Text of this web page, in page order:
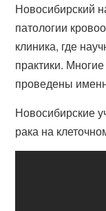
Новосибирский
патологии
клиника, где
практики.
проведены
Новосибирские
рака на